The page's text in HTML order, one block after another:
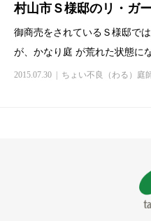
村山市Ｓ様邸のリ・ガ
御商売をされているＳ様邸で
が、かなり庭 が荒れた状態に
2015.07.30 ちょい不良（わる）庭